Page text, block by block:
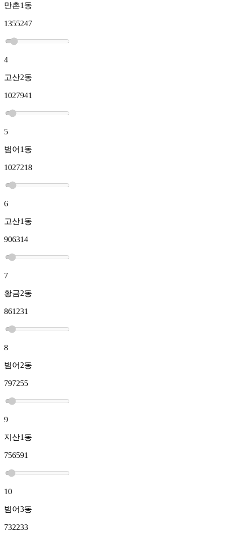
만촌1동
1355247
4
고산2동
1027941
5
범어1동
1027218
6
고산1동
906314
7
황금2동
861231
8
범어2동
797255
9
지산1동
756591
10
범어3동
732233